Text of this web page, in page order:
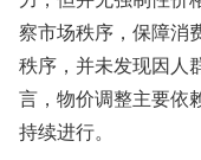
察市场秩序，保障消
秩序，并未发现因人
言，物价调整主要依
持续进行。